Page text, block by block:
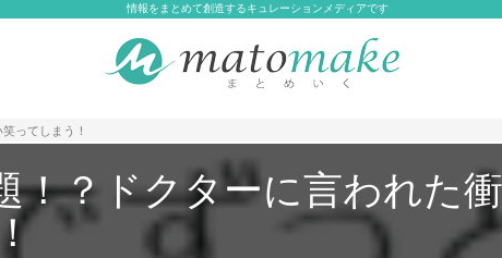
情報をまとめて創造するキュレーションメディアです
ってしまう！
！？ドクターに言われた